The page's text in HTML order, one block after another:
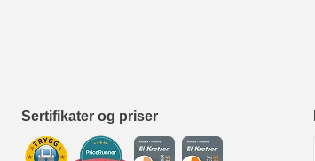
Sertifikater og priser